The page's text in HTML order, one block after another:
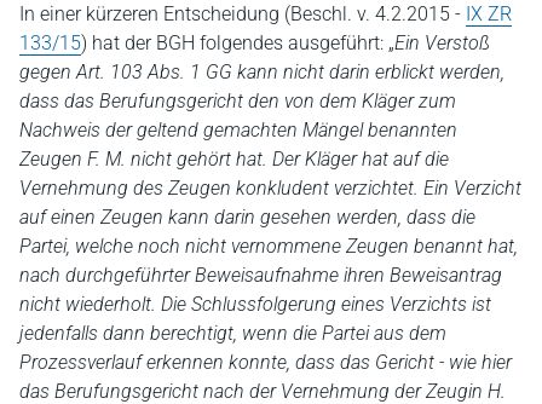
In einer kürzeren Entscheidung (Beschl. v. 4.2.2015 - IX ZR
133/15) hat der BGH folgendes ausgeführt: „Ein Verstoß
gegen Art. 103 Abs. 1 GG kann nicht darin erblickt werden,
dass das Berufungsgericht den von dem Kläger zum
Nachweis der geltend gemachten Mängel benannten
Zeugen F. M. nicht gehört hat. Der Kläger hat auf die
Vernehmung des Zeugen konkludent verzichtet. Ein Verzicht
auf einen Zeugen kann darin gesehen werden, dass die
Partei, welche noch nicht vernommene Zeugen benannt hat,
nach durchgeführter Beweisaufnahme ihren Beweisantrag
nicht wiederholt. Die Schlussfolgerung eines Verzichts ist
jedenfalls dann berechtigt, wenn die Partei aus dem
Prozessverlauf erkennen konnte, dass das Gericht - wie hier
das Berufungsgericht nach der Vernehmung der Zeugin H.